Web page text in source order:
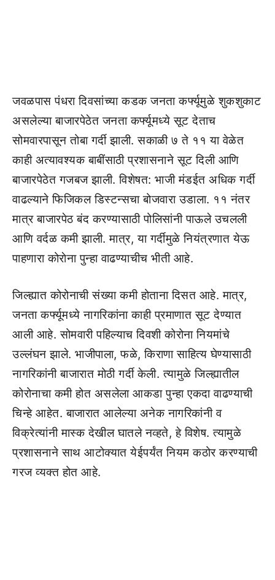
जवळपास पंधरा दिवसांच्या कडक जनता कर्फ्यूमुळे शुकशुकाट
असलेल्या बाजारपेठेत जनता कर्फ्यूमध्ये सूट देताच
सोमवारपासून तोबा गर्दी झाली. सकाळी ७ ते ११ या वेळेत
काही अत्यावश्यक बाबींसाठी प्रशासनाने सूट दिली आणि
बाजारपेठेत गजबज झाली. विशेषत: भाजी मंडईत अधिक गर्दी
वाढल्याने फिजिकल डिस्टन्सचा बोजवारा उडाला. ११ नंतर
मात्र बाजारपेठ बंद करण्यासाठी पोलिसांनी पाऊले उचलली
आणि वर्दळ कमी झाली. मात्र, या गर्दीमुळे नियंत्रणात येऊ
पाहणारा कोराेना पुन्हा वाढण्याचीच भीती आहे.
जिल्ह्यात कोरोनाची संख्या कमी होताना दिसत आहे. मात्र,
जनता कर्फ्यूमध्ये नागरिकांना काही प्रमाणात सूट देण्यात
आली आहे. सोमवारी पहिल्याच दिवशी कोरोना नियमांचे
उल्लंघन झाले. भाजीपाला, फळे, किराणा साहित्य घेण्यासाठी
नागरिकांनी बाजारात मोठी गर्दी केली. त्यामुळे जिल्ह्यातील
कोरोनाचा कमी होत असलेला आकडा पुन्हा एकदा वाढण्याची
चिन्हे आहेत. बाजारात आलेल्या अनेक नागरिकांनी व
विक्रेत्यांनी मास्क देखील घातले नव्हते, हे विशेष. त्यामुळे
प्रशासनाने साथ आटोक्यात येईपर्यंत नियम कठोर करण्याची
गरज व्यक्त होत आहे.